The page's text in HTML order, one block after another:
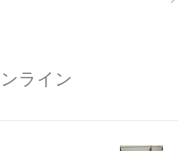
ライン